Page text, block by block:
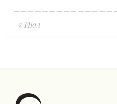
« Июл